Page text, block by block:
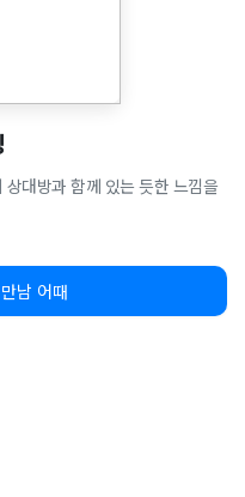
대방과 함께 있는 듯한 느낌을
남 어때